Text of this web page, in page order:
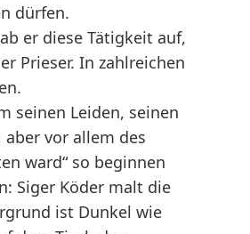
dürfen.
er diese Tätigkeit auf,
Prieser. In zahlreichen
seinen Leiden, seinen
vor allem des
ward“ so beginnen
Siger Köder malt die
ist Dunkel wie